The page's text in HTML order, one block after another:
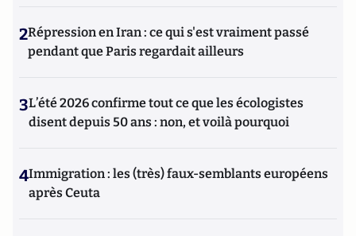
2Répression en Iran : ce qui s'est vraiment passé
pendant que Paris regardait ailleurs
3L’été 2026 confirme tout ce que les écologistes
disent depuis 50 ans : non, et voilà pourquoi
4Immigration : les (très) faux-semblants européens
après Ceuta